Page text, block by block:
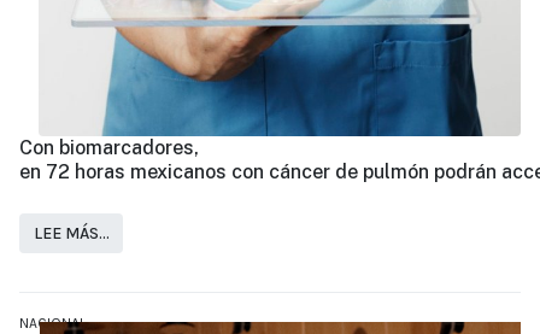
Con biomarcadores,
en 72 horas mexicanos con cáncer de pulmón podrán
LEE MÁS…
NACIONAL